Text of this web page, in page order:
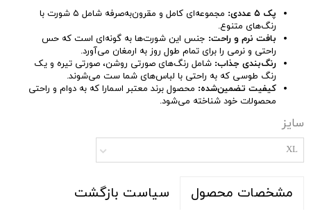
پک ۵ عددی:
مجموعه‌ای کامل و مقرون‌به‌صرفه شامل ۵ شورت با
رنگ‌های متنوع.
بافت نرم و راحت: جنس این شورت‌ها به گونه‌ای است که حس
راحتی و نرمی را برای تمام طول روز به ارمغان می‌آورد.
رنگ‌بندی جذاب: شامل رنگ‌های صورتی روشن، صورتی تیره و یک
رنگ طوسی که به راحتی با لباس‌های شما ست می‌شوند.
کیفیت تضمین‌شده: محصول برند معتبر اسمارا که به دوام و راحتی
محصولات خود شناخته می‌شود.
سایز
XL
مشخصات محصول
سیاست بازگشت